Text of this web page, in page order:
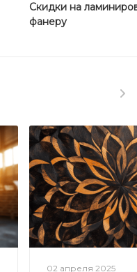
Скидки на
фанеру
02 апреля 2025